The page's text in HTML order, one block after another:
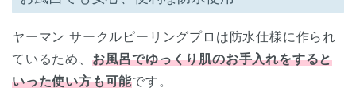
ヤーマン サークルピーリングプロは防水仕様に作られ
ているため、 お風呂でゆっくり肌のお手入れをすると
いった使い方も可能です。